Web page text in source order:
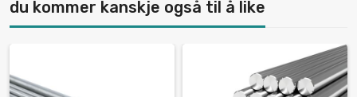
du kommer kanskje også til å like